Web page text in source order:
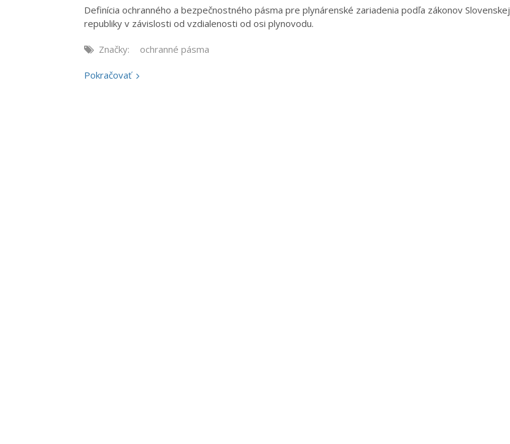
Definícia ochranného a bezpečnostného pásma pre plynárenské zariadenia podľa zákonov Slovenskej
republiky v závislosti od vzdialenosti od osi plynovodu.
Značky: ochranné pásma
Pokračovať